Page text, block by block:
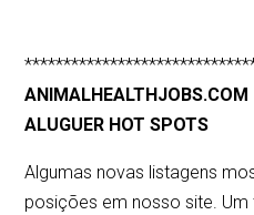
ANIMALHEALTHJOBS.COM
ALUGUER HOT SPOTS
Algumas novas listagens
posições em nosso site.